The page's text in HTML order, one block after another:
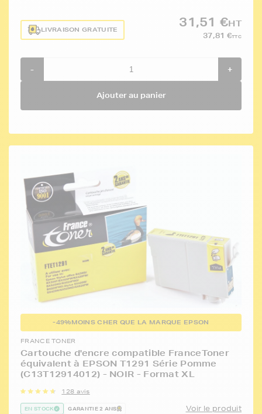
LIVRAISON GRATUITE
31,51 €HT
37,81 €TTC
- +
Ajouter au panier
-49%MOINS CHER QUE LA MARQUE EPSON
FRANCE TONER
Cartouche d'encre compatible FranceToner
équivalent à EPSON T1291 Série Pomme
(C13T12914012) - NOIR - Format XL
128 avis
EN STOCK GARANTIE 2 ANS Voir le produit